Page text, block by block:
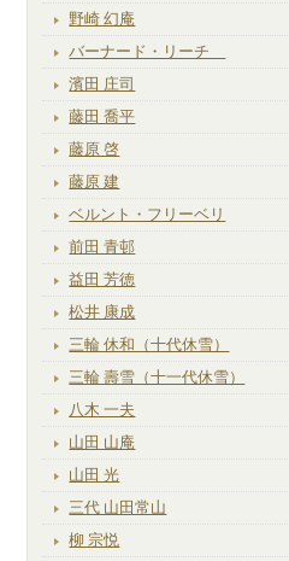
野崎 幻庵
バーナード・リーチ
濱田 庄司
藤田 喬平
藤原 啓
藤原 建
ベルント・フリーベリ
前田 青邨
益田 芳徳
松井 康成
三輪 休和（十代休雪）
三輪 壽雪（十一代休雪）
八木 一夫
山田 山庵
山田 光
三代 山田常山
柳 宗悦